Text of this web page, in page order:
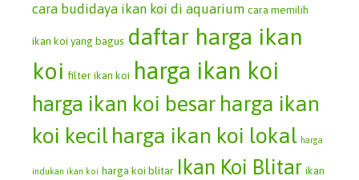
cara budidaya ikan koi di aquarium cara memilih
ikan koi yang bagus daftar harga ikan
koi filter ikan koi harga ikan koi
harga ikan koi besar harga ikan
koi kecilharga ikan koi lokal harga
indukan ikan koi harga koi blitar Ikan Koi Blitar ikan